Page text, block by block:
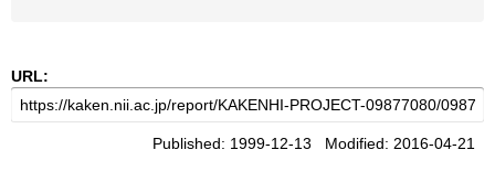
URL:
Published: 1999-12-13 Modified: 2016-04-21